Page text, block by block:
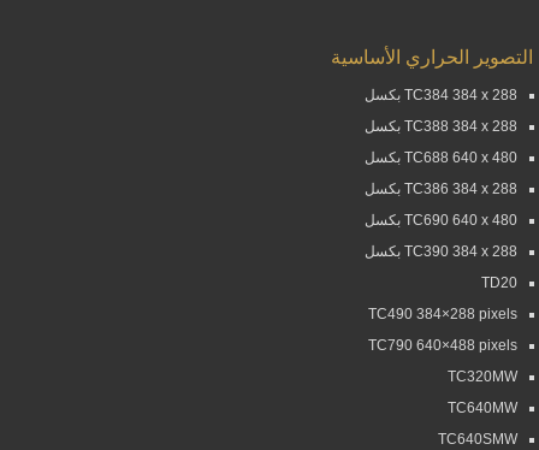
التصوير الحراري الأساسية
TC384 384 x 288 بكسل
TC388 384 x 288 بكسل
TC688 640 x 480 بكسل
TC386 384 x 288 بكسل
TC690 640 x 480 بكسل
TC390 384 x 288 بكسل
TD20
TC490 384×288 pixels
TC790 640×488 pixels
TC320MW
TC640MW
TC640SMW